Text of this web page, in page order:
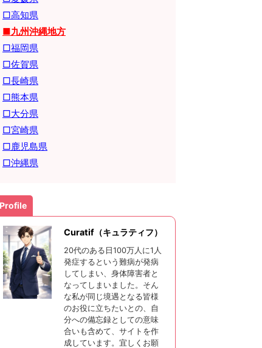
□高知県
■九州沖縄地方
□福岡県
□佐賀県
□長崎県
□熊本県
□大分県
□宮崎県
□鹿児島県
□沖縄県
Profile
Curatif（キュラティフ）
20代のある日100万人に1人
発症するという難病が発病
してしまい、身体障害者と
なってしまいました。そん
な私が同じ境遇となる皆様
のお役に立ちたいとの、自
分への備忘録としての意味
合いも含めて、サイトを作
成しています。宜しくお願